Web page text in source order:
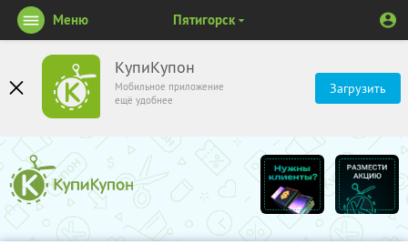
КупиКупон
Мобильное приложение
ещё удобнее
Загрузить
Меню Пятигорск